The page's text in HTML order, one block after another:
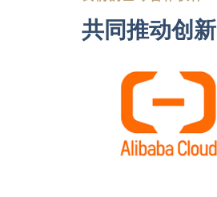
共同推动创新
AliCloud